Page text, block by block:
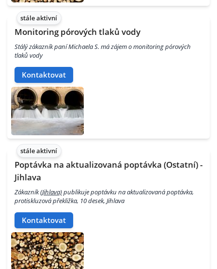
stále aktivní
Monitoring pórových tlaků vody
Stálý zákazník paní Michaela S. má zájem o monitoring pórových
tlaků vody
Kontaktovat
stále aktivní
Poptávka na aktualizovaná poptávka (Ostatní) -
Jihlava
Zákazník(Jihlava)publikuje poptávku na aktualizovaná poptávka,
protiskluzová překližka, 10 desek, Jihlava
Kontaktovat